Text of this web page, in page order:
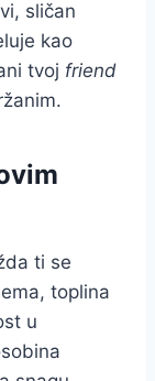
sličan
kao
tvoj friend
ti se
toplina
u